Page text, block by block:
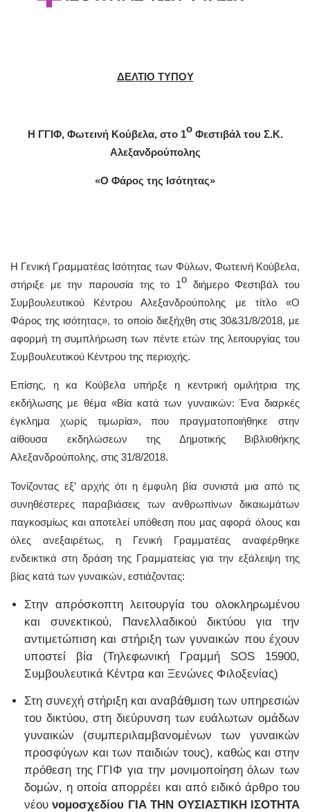
ΔΕΛΤΙΟ ΤΥΠΟΥ
Η ΓΓΙΦ, Φωτεινή Κούβελα, στο 1οΦεστιβάλ του Σ.Κ.
Αλεξανδρούπολης
«Ο Φάρος της Ισότητας»
Η Γενική Γραμματέας Ισότητας των Φύλων, Φωτεινή Κούβελα,
στήριξε με την παρουσία της το 1ο διήμερο Φεστιβάλ του
Συμβουλευτικού Κέντρου Αλεξανδρούπολης με τίτλο «Ο
Φάρος της ισότητας», το οποίο διεξήχθη στις 30&31/8/2018, με
αφορμή τη συμπλήρωση των πέντε ετών της λειτουργίας του
Συμβουλευτικού Κέντρου της περιοχής.
Επίσης, η κα Κούβελα υπήρξε η κεντρική ομιλήτρια της
εκδήλωσης με θέμα «Βία κατά των γυναικών: Ένα διαρκές
έγκλημα χωρίς τιμωρία», που πραγματοποιήθηκε στην
αίθουσα εκδηλώσεων της Δημοτικής Βιβλιοθήκης
Αλεξανδρούπολης, στις 31/8/2018.
Τονίζοντας εξ’ αρχής ότι η έμφυλη βία συνιστά μια από τις
συνηθέστερες παραβιάσεις των ανθρωπίνων δικαιωμάτων
παγκοσμίως και αποτελεί υπόθεση που μας αφορά όλους και
όλες ανεξαιρέτως, η Γενική Γραμματέας αναφέρθηκε
ενδεικτικά στη δράση της Γραμματείας για την εξάλειψη της
βίας κατά των γυναικών, εστιάζοντας:
Στην απρόσκοπτη λειτουργία του ολοκληρωμένου
και συνεκτικού, Πανελλαδικού δικτύου για την
αντιμετώπιση και στήριξη των γυναικών που έχουν
υποστεί βία (Τηλεφωνική Γραμμή SOS 15900,
Συμβουλευτικά Κέντρα και Ξενώνες Φιλοξενίας)
Στη συνεχή στήριξη και αναβάθμιση των υπηρεσιών
του δικτύου, στη διεύρυνση των ευάλωτων ομάδων
γυναικών (συμπεριλαμβανομένων των γυναικών
προσφύγων και των παιδιών τους), καθώς και στην
πρόθεση της ΓΓΙΦ για την μονιμοποίηση όλων των
δομών, η οποία απορρέει και από ειδικό άρθρο του
νέουνομοσχεδίου ΓΙΑ ΤΗΝ ΟΥΣΙΑΣΤΙΚΗ ΙΣΟΤΗΤΑ